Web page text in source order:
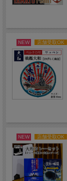
NEW 店舗受取OK
NEW 店舗受取OK